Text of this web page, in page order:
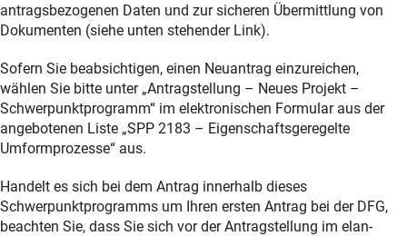
antragsbezogenen Daten und zur sicheren Übermittlung von
Dokumenten (siehe unten stehender Link).
Sofern Sie beabsichtigen, einen Neuantrag einzureichen,
wählen Sie bitte unter „Antragstellung – Neues Projekt –
Schwerpunktprogramm“ im elektronischen Formular aus der
angebotenen Liste „SPP 2183 – Eigenschaftsgeregelte
Umformprozesse“ aus.
Handelt es sich bei dem Antrag innerhalb dieses
Schwerpunktprogramms um Ihren ersten Antrag bei der DFG,
beachten Sie, dass Sie sich vor der Antragstellung im elan-